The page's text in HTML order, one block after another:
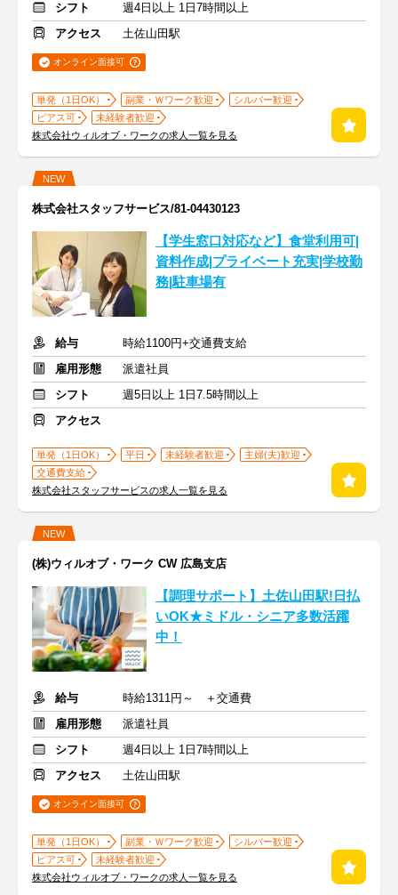
シフト
週4日以上 1日7時間以上
アクセス
土佐山田駅
オンライン面接可
単発（1日OK） 副業・Ｗワーク歓迎
シルバー歓迎
ピアス可
未経験者歓迎
株式会社ウィルオブ・ワークの求人一覧を見る
NEW
株式会社スタッフサービス/81-04430123
【学生窓口対応など】食堂利用可|
資料作成|プライベート充実|学校勤
務|駐車場有
給与
時給1100円+交通費支給
雇用形態
派遣社員
シフト
週5日以上 1日7.5時間以上
アクセス
単発（1日OK） 平日 未経験者歓迎
主婦(夫)歓迎
交通費支給
株式会社スタッフサービスの求人一覧を見る
NEW
(株)ウィルオブ・ワーク CW 広島支店
【調理サポート】土佐山田駅!日払
いOK★ミドル・シニア多数活躍
中！
給与
時給1311円～ ＋交通費
雇用形態
派遣社員
シフト
週4日以上 1日7時間以上
アクセス
土佐山田駅
オンライン面接可
単発（1日OK） 副業・Ｗワーク歓迎
シルバー歓迎
ピアス可
未経験者歓迎
株式会社ウィルオブ・ワークの求人一覧を見る